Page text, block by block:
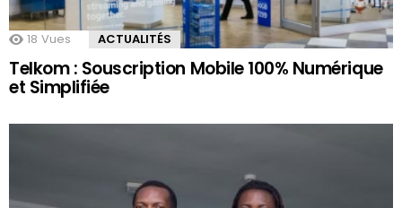
18 Vues ACTUALITÉS
Telkom : Souscription Mobile 100% Numérique
et Simplifiée